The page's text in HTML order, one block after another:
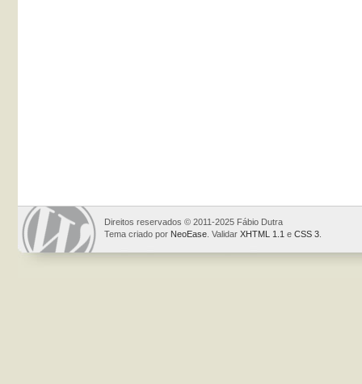
Direitos reservados © 2011-2025 Fábio Dutra
Tema criado por NeoEase . Validar XHTML 1.1 e CSS 3